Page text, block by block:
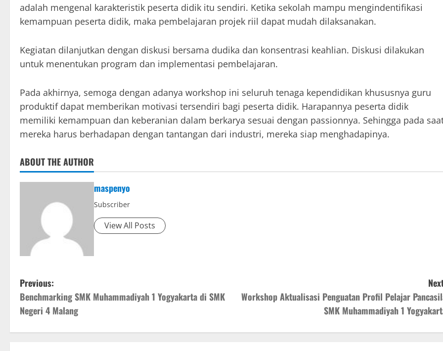
adalah mengenal karakteristik peserta didik itu sendiri. Ketika sekolah mampu mengindentifikasi
kemampuan peserta didik, maka pembelajaran projek riil dapat mudah dilaksanakan.
Kegiatan dilanjutkan dengan diskusi bersama dudika dan konsentrasi keahlian. Diskusi dilakukan
untuk menentukan program dan implementasi pembelajaran.
Pada akhirnya, semoga dengan adanya workshop ini seluruh tenaga kependidikan khususnya guru
produktif dapat memberikan motivasi tersendiri bagi peserta didik. Harapannya peserta didik
memiliki kemampuan dan keberanian dalam berkarya sesuai dengan passionnya. Sehingga pada
mereka harus berhadapan dengan tantangan dari industri, mereka siap menghadapinya.
ABOUT THE AUTHOR
maspenyo
Subscriber
View All Posts
P
o
s
Previous:
Benchmarking SMK Muhammadiyah 1 Yogyakarta di SMK
Negeri 4 Malang
Workshop Aktualisasi Penguatan Profil Pelajar
SMK Muhammadiyah 1